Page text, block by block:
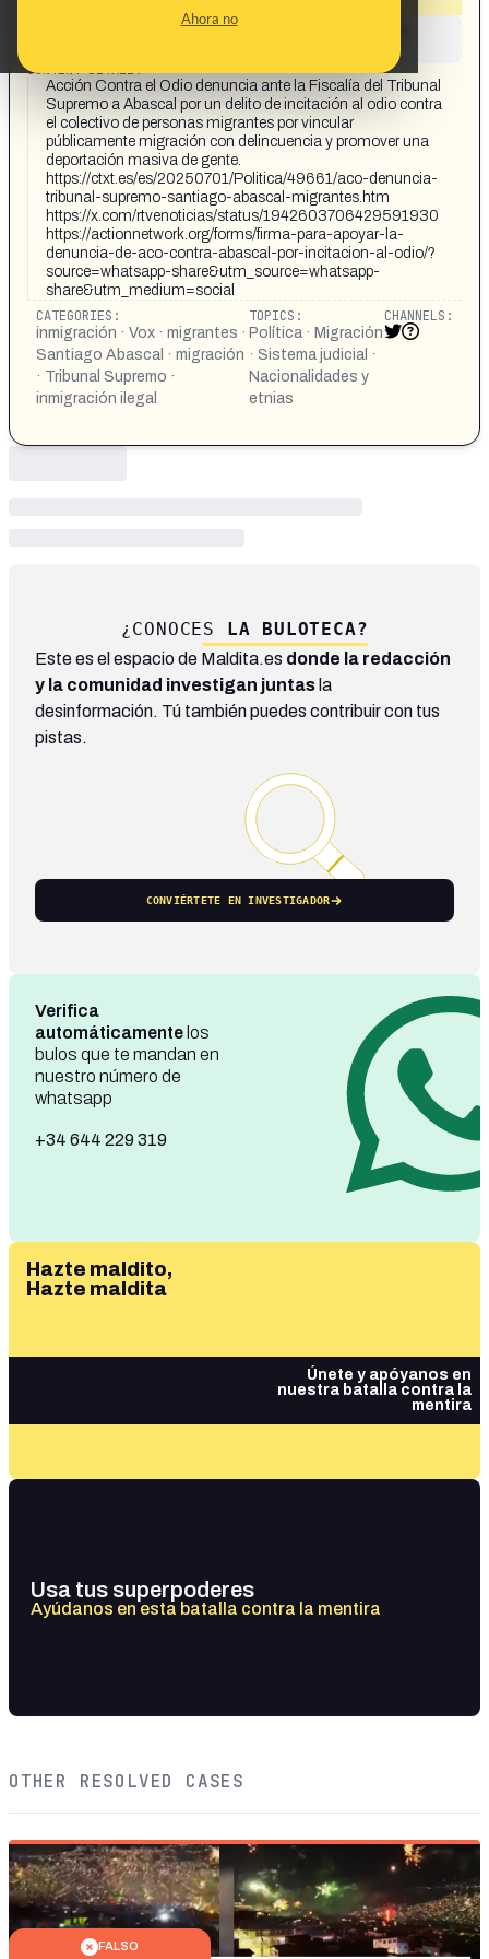
Ahora no
This content has not yet been investigated by the
CONTENT DETAIL:
Acción Contra el Odio denuncia ante la Fiscalía del Tribunal
Supremo a Abascal por un delito de incitación al odio contra
el colectivo de personas migrantes por vincular
públicamente migración con delincuencia y promover una
deportación masiva de gente.
https://ctxt.es/es/20250701/Politica/49661/aco-denuncia-
tribunal-supremo-santiago-abascal-migrantes.htm
https://x.com/rtvenoticias/status/1942603706429591930
https://actionnetwork.org/forms/firma-para-apoyar-la-
denuncia-de-aco-contra-abascal-por-incitacion-al-odio/?
source=whatsapp-share&utm_source=whatsapp-
share&utm_medium=social
CATEGORIES:
inmigración · Vox · migrantes ·
Santiago Abascal · migración
· Tribunal Supremo ·
inmigración ilegal
TOPICS:
Política · Migración
· Sistema judicial ·
Nacionalidades y
etnias
CHANNELS:
¿CONOCES LA BULOTECA?
Este es el espacio de Maldita.es donde la redacción
y la comunidad investigan juntas la
desinformación. Tú también puedes contribuir con tus
pistas.
CONVIÉRTETE EN INVESTIGADOR
Verifica
automáticamente los
bulos que te mandan en
nuestro número de
whatsapp
+34 644 229 319
Hazte maldito,
Hazte maldita
Únete y apóyanos en
nuestra batalla contra la
mentira
Usa tus superpoderes
Ayúdanos en esta batalla contra la mentira
OTHER RESOLVED CASES
FALSO